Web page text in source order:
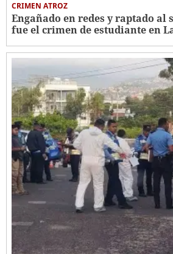
CRIMEN ATROZ
Engañado en redes y raptado al
fue el crimen de estudiante en